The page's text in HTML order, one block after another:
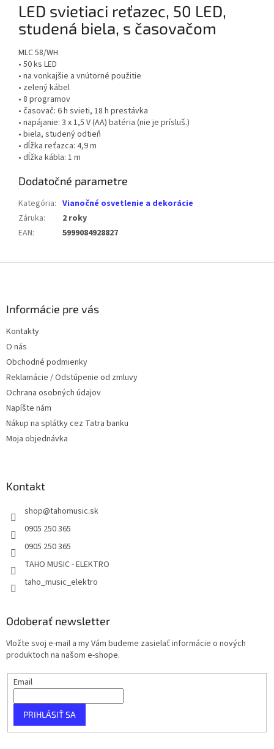
LED svietiaci reťazec, 50 LED,
studená biela, s časovačom
MLC 58/WH
• 50 ks LED
• na vonkajšie a vnútorné použitie
• zelený kábel
• 8 programov
• časovač: 6 h svieti, 18 h prestávka
• napájanie: 3 x 1,5 V (AA) batéria (nie je prísluš.)
• biela, studený odtieň
• dĺžka reťazca: 4,9 m
• dĺžka kábla: 1 m
Dodatočné parametre
Kategória: Vianočné osvetlenie a dekorácie
Záruka:
2 roky
EAN: 5999084928827
Informácie pre vás
Kontakty
O nás
Obchodné podmienky
Reklamácie / Odstúpenie od zmluvy
Ochrana osobných údajov
Napíšte nám
Nákup na splátky cez Tatra banku
Moja objednávka
Kontakt
shop@tahomusic.sk
0905 250 365
0905 250 365
TAHO MUSIC - ELEKTRO
taho_music_elektro
Odoberať newsletter
Vložte svoj e-mail a my Vám budeme zasielať informácie o nových
produktoch na našom e-shope.
Email
PRIHLÁSIŤ SA